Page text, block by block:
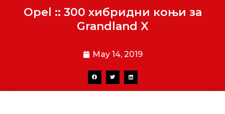
Opel :: 300 хибридни коњи за
Grandland X
May 14, 2019